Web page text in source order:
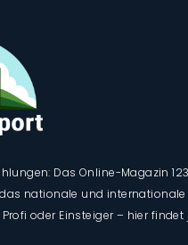
Das Online-Magazin
nationale und internationale
oder Einsteiger – hier findet